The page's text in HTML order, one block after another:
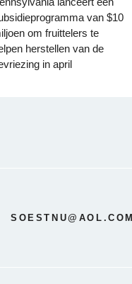
van $10
om fruittelers te
herstellen van de
in april
SOESTNU@AOL.COM